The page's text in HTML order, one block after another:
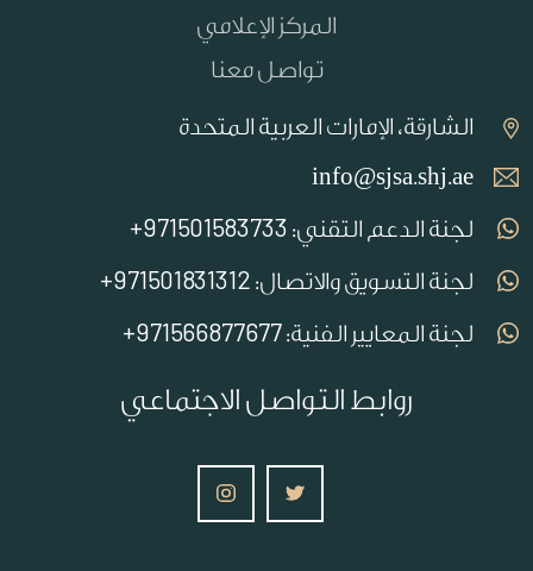
المركز الإعلامي
تواصل معنا
الشارقة، الإمارات العربية المتحدة
info@sjsa.shj.ae
لجنة الدعم التقني: 971501583733+
لجنة التسويق والاتصال: 971501831312+
لجنة المعايير الفنية:971566877677+
روابط التواصل الاجتماعي